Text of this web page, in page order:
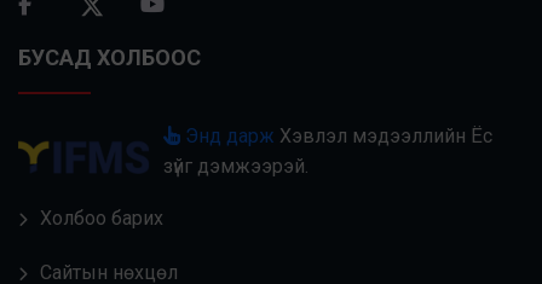
БУСАД ХОЛБООС
Энд дарж Хэвлэл мэдээллийн Ёс
зүйг дэмжээрэй.
Холбоо барих
Сайтын нөхцөл